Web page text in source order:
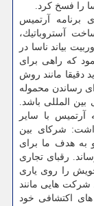
را فسخ كرد.
برای برنامه آرتمیس
آستروباتیك،
مَشین و «زِد-۰۱» از اوربیت بیاند ناسا در
كه راهی برای
دقیقا مانند روش
رساندن محموله
بین المللی باشد.
با سایر
شركای بین
به هدف ما برای
یاری خواهند رساند. رقبای تجاری
را روی یاری
شركت هایی مانند
های اكتشافی خود